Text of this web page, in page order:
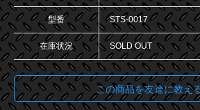
型番 STS-0017
在庫状況 SOLD OUT
この商品を友達に教え